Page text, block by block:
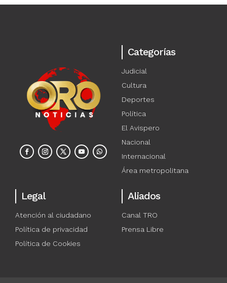
Categorías
Judicial
Cultura
Deportes
Política
El Avispero
Nacional
Internacional
Área metropolitana
Legal
Atención al ciudadano
Política de privacidad
Política de Cookies
Aliados
Canal TRO
Prensa Libre